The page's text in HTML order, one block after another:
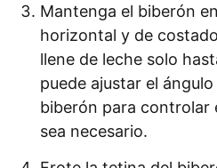
Mantenga el biberón
horizontal y de
llene de leche solo
puede ajustar el
biberón para controlar
sea necesario.